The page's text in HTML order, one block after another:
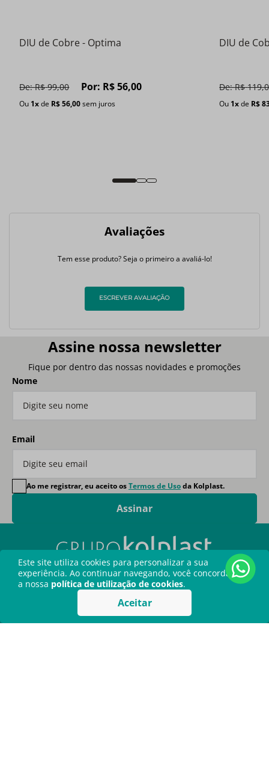
Este site utiliza cookies para personalizar a sua
experiência. Ao continuar navegando, você concorda com
a nossa política de utilização de cookies.
Aceitar
DIU de Cobre - Optima
De:R$ 99,00 Por: R$56 ,00
Ou 1xde R$56,00sem juros
DIU de
De:R$ 119,
Ou 1xde R$
Avaliações
Tem esse produto? Seja o primeiro a avaliá-lo!
Assine nossa newsletter
Nome
Email
Assinar
Ao me registrar, eu aceito osTermos de Uso
Kolplast